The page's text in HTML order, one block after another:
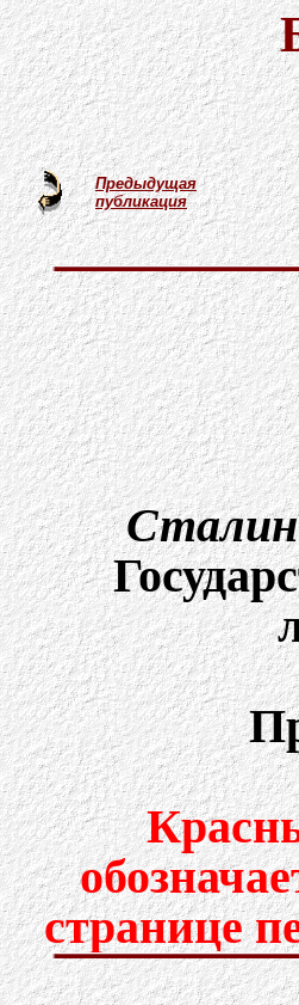
Предыдущая
публикация
странице